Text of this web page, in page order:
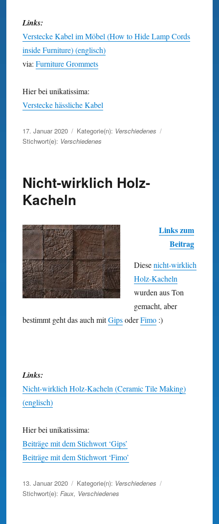
Links:
Verstecke Kabel im Möbel (How to Hide Lamp Cords
inside Furniture) (englisch)
via: Furniture Grommets
Hier bei unikatissima:
Verstecke hässliche Kabel
Veröffentlicht
am
17. Januar 2020 Kategorie(n): Verschiedenes
Stichwort(e): Verschiedenes
Nicht-wirklich Holz-
Kacheln
Links zum
Beitrag
Diesenicht-wirklich
Holz-Kacheln
wurden aus Ton
gemacht, aber
bestimmt geht das auch mitGipsoderFimo:)
Links:
Nicht-wirklich Holz-Kacheln (Ceramic Tile Making)
(englisch)
Hier bei unikatissima:
Beiträge mit dem Stichwort ‘Gips’
Beiträge mit dem Stichwort ‘Fimo’
Veröffentlicht
am
13. Januar 2020 Kategorie(n): Verschiedenes
Stichwort(e): Faux, Verschiedenes